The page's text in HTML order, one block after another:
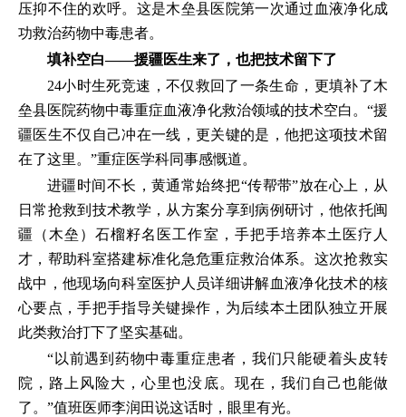
压抑不住的欢呼。这是木垒县医院第一次通过血液净化成
功救治药物中毒患者。
填补空白——援疆医生来了，也把技术留下了
24小时生死竞速，不仅救回了一条生命，更填补了木
垒县医院药物中毒重症血液净化救治领域的技术空白。“援
疆医生不仅自己冲在一线，更关键的是，他把这项技术留
在了这里。”重症医学科同事感慨道。
进疆时间不长，黄通常始终把“传帮带”放在心上，从
日常抢救到技术教学，从方案分享到病例研讨，他依托闽
疆（木垒）石榴籽名医工作室，手把手培养本土医疗人
才，帮助科室搭建标准化急危重症救治体系。这次抢救实
战中，他现场向科室医护人员详细讲解血液净化技术的核
心要点，手把手指导关键操作，为后续本土团队独立开展
此类救治打下了坚实基础。
“以前遇到药物中毒重症患者，我们只能硬着头皮转
院，路上风险大，心里也没底。现在，我们自己也能做
了。”值班医师李润田说这话时，眼里有光。